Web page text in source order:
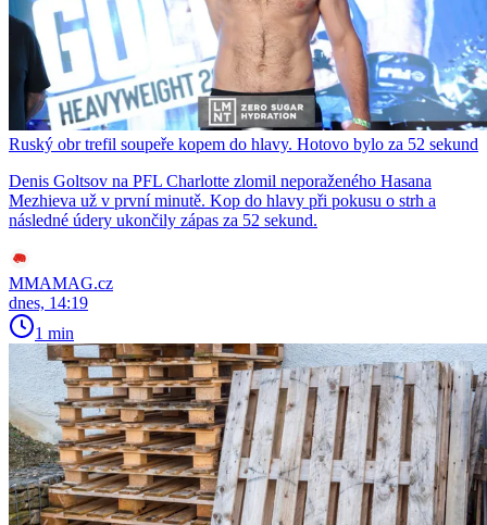
Ruský obr trefil soupeře kopem do hlavy. Hotovo bylo za 52 sekund
Denis Goltsov na PFL Charlotte zlomil neporaženého Hasana
Mezhieva už v první minutě. Kop do hlavy při pokusu o strh a
následné údery ukončily zápas za 52 sekund.
MMAMAG.cz
dnes, 14:19
1 min